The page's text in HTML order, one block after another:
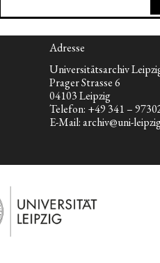
Adresse
Universitätsarchiv
Prager Strasse 6
04103 Leipzig
Telefon: +49 341 –
E-Mail: archiv@uni-